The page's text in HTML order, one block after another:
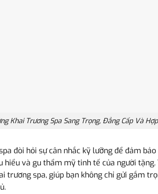
Khai Trương Spa Sang Trọng, Đẳng Cấp Và
đòi hỏi sự cân nhắc kỹ lưỡng để đảm
hiểu và gu thẩm mỹ tinh tế của người
trương spa, giúp bạn không chỉ gửi gắm